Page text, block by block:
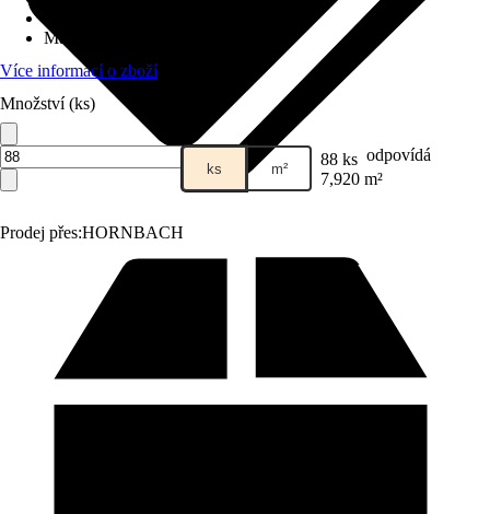
Prodej přes:HORNBACH
Materiál
Více informací o zboží
Množství (ks)
ks m² 88 ks odpovídá
7,920 m²